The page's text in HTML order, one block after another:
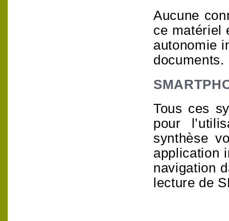
Aucune
ce matériel
autonomie
documents.
Tous ces
pour
synthèse
application
navigation
lecture de